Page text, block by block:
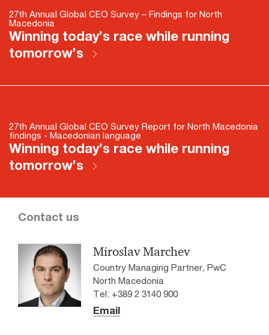
27th Annual Global CEO Survey – Findings for North
Macedonia
Winning today’s race while running
tomorrow’s
27th Annual Global CEO Survey Report for North Macedonia
findings - Macedonian language
Winning today’s race while running
tomorrow’s
Contact us
Miroslav Marchev
Country Managing Partner, PwC
North Macedonia
Tel: +389 2 3140 900
Email